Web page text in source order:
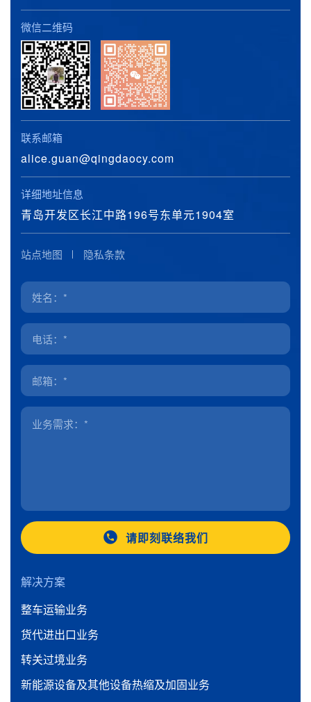
微信二维码
联系邮箱
alice.guan@qingdaocy.com
详细地址信息
青岛开发区长江中路196号东单元1904室
站点地图 隐私条款
请即刻联络我们
解决方案
整车运输业务
货代进出口业务
转关过境业务
新能源设备及其他设备热缩及加固业务